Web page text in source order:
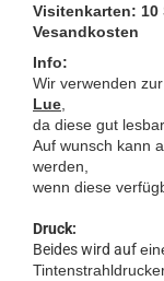
Visitenkarten: 10
Vesandkosten
Info:
Wir verwenden
Lue
da diese gut
Auf wunsch kann
werden,
wenn diese
Druck:
Beides wird auf